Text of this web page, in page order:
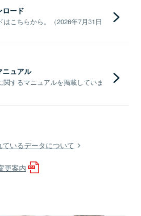
ロード
こちらから。（2026年7月31日
ニュアル
するマニュアルを掲載していま
いるデータについて
更案内